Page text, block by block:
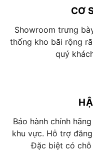
CƠ
Showroom trưng
thống kho bãi rộng
quý
Bảo hành chính
khu vực. Hỗ trợ
Đặc biệt có chỗ